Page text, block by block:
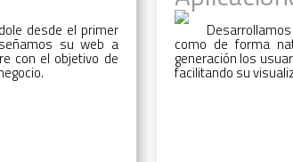
desde el primer
su web a
con el objetivo de
como de forma
generación los
facilitando su